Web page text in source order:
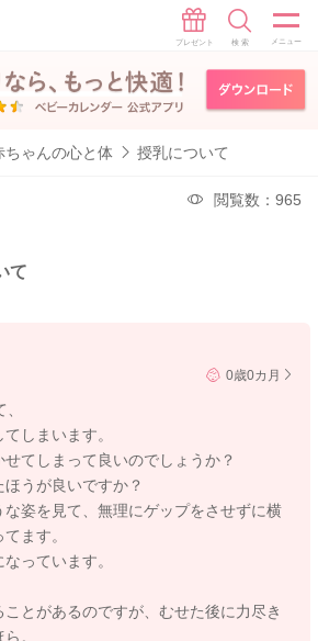
ちゃんの心と体 授乳について
閲覧数：965
て
0歳0カ月
しまいます。
てしまって良いのでしょうか？
うが良いですか？
姿を見て、無理にゲップをさせずに横
ます。
っています。
ことがあるのですが、むせた後に力尽き
ら。